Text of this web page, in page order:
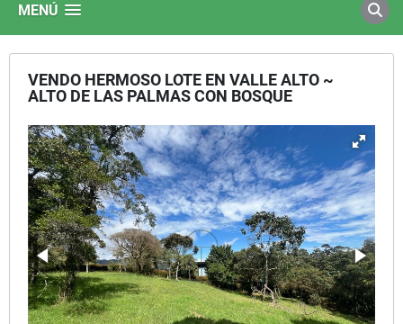
MENÚ
VENDO HERMOSO LOTE EN VALLE ALTO ~
ALTO DE LAS PALMAS CON BOSQUE